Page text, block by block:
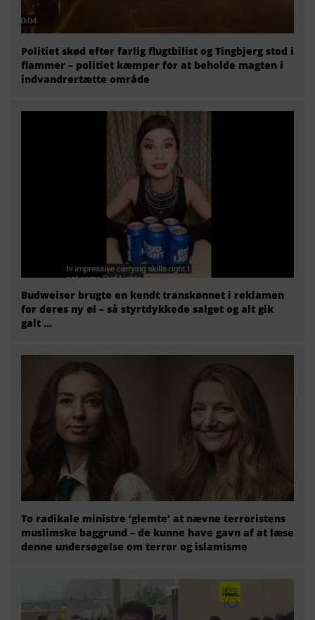
Politiet skød efter farlig flugtbilist og Tingbjerg stod i
flammer – politiet kæmper for at beholde magten i
indvandrertætte område
Budweiser brugte en kendt transkønnet i reklamen
for deres ny øl – så styrtdykkede salget og alt gik
galt …
To radikale ministre ‘glemte’ at nævne terroristens
muslimske baggrund – de kunne have gavn af at læse
denne undersøgelse om terror og islamisme